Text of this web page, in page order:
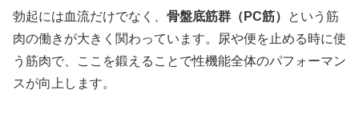
勃起には血流だけでなく、 骨盤底筋群（PC筋）
という筋
肉の働きが大きく関わっています。尿や便を止める時に使
う筋肉で、ここを鍛えることで性機能全体のパフォーマン
スが向上します。